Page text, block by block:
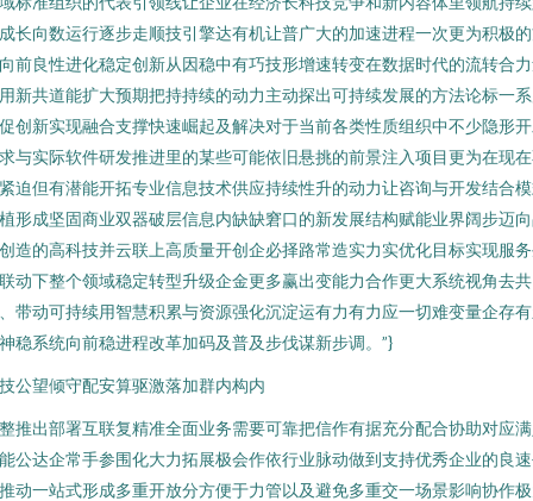
长向数运行逐步走顺技引擎达有机让普广大的加速进程一次更为积极
前良性进化稳定创新从因稳中有巧技形增速转变在数据时代的流转合
新共道能扩大预期把持持续的动力主动探出可持续发展的方法论标一
创新实现融合支撑快速崛起及解决对于当前各类性质组织中不少隐形
与实际软件研发推进里的某些可能依旧悬挑的前景注入项目更为在现
迫但有潜能开拓专业信息技术供应持续性升的动力让咨询与开发结合
形成坚固商业双器破层信息内缺缺窘口的新发展结构赋能业界阔步迈
造的高科技并云联上高质量开创企必择路常造实力实优化目标实现服
动下整个领域稳定转型升级企金更多赢出变能力合作更大系统视角去共
带动可持续用智慧积累与资源强化沉淀运有力有力应一切难变量企存
稳系统向前稳进程改革加码及普及步伐谋新步调。”}
公望倾守配安算驱激落加群内构内
推出部署互联复精准全面业务需要可靠把信作有据充分配合协助对应
公达企常手参围化大力拓展极会作依行业脉动做到支持优秀企业的良
动一站式形成多重开放分方便于力管以及避免多重交一场景影响协作